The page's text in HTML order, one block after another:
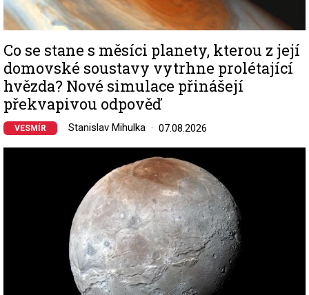
Co se stane s měsíci planety, kterou z její
domovské soustavy vytrhne prolétající
hvězda? Nové simulace přinášejí
překvapivou odpověď
VESMÍR Stanislav Mihulka 07.08.2026